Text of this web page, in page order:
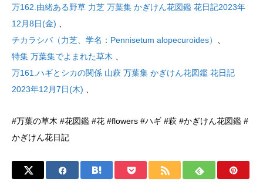
万162.由緒ある野草 力芝 万葉集 かぎけん花図鑑 花日記2023年
12月8日(金)
チカラシバ（力芝、学名：Pennisetum alopecuroides）
特集 万葉集でよまれた草木
万161.ハギとシカの関係 山萩 万葉集 かぎけん花図鑑 花日記
2023年12月7日(木)
#万葉の草木 #花図鑑 #花 #flowers #ハギ #萩 #かぎけん花図鑑 #
かぎけん花日記